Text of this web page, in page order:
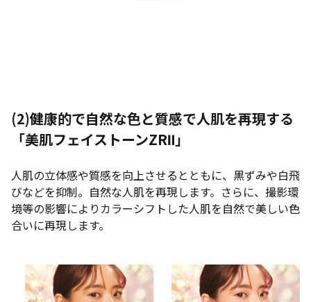
(2)健康的で自然な色と質感で人肌を再現する
「美肌フェイストーンZRⅡ」
人肌の立体感や質感を向上させるとともに、黒ずみや白飛
びなどを抑制。自然な人肌を再現します。さらに、撮影環
境等の影響によりカラーシフトした人肌を自然で美しい色
合いに再現します。